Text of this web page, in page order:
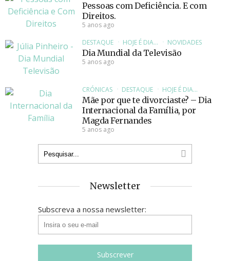
Pessoas com Deficiência. E com
Direitos.
5 anos ago
DESTAQUE
HOJE É DIA... NOVIDADES
Dia Mundial da Televisão
5 anos ago
CRÓNICAS DESTAQUE HOJE É DIA...
Mãe por que te divorciaste? – Dia
Internacional da Família, por
Magda Fernandes
5 anos ago
Newsletter
Subscreva a nossa newsletter: